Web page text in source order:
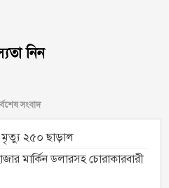
নিন
সংবাদ
মৃত্যু ২৫০ ছাড়াল
মার্কিন ডলারসহ চোরাকারবারী